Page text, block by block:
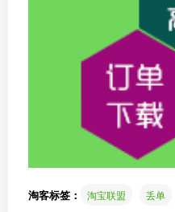
淘客标签： 淘宝联盟 丢单